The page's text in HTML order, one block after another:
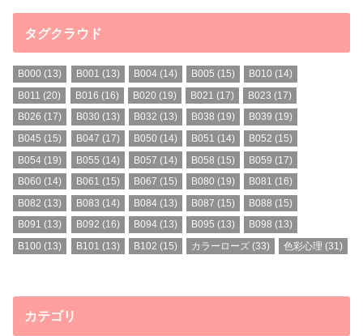
タグクラウド
B000 (13) B001 (13) B004(14) B005 (15) B010 (14)
B011 (20) B016 (16) B020 (19) B021 (17) B023 (17)
B026 (17) B030 (13) B032 (13) B038 (19) B039 (19)
B045 (15) B047 (17) B050 (14) B051 (14) B052 (15)
B054 (19) B055 (14) B057 (14) B058 (15) B059 (17)
B060 (14) B061 (15) B067 (15) B080 (19) B081 (16)
B082 (13) B083 (14) B084(13) B087 (15) B088 (15)
B091 (13) B092 (16) B094(13) B095 (13) B098 (13)
B100 (13) B101 (13) B102 (15) カラーローズ (33) 色彩心理 (31)
カテゴリ